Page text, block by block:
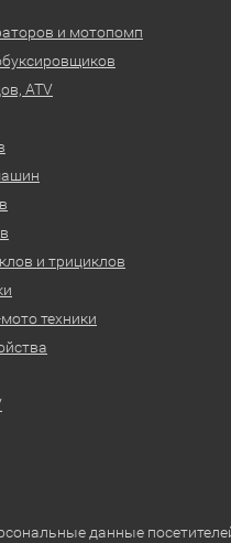
и мотопомп
ATV
и трициклов
техники
данные